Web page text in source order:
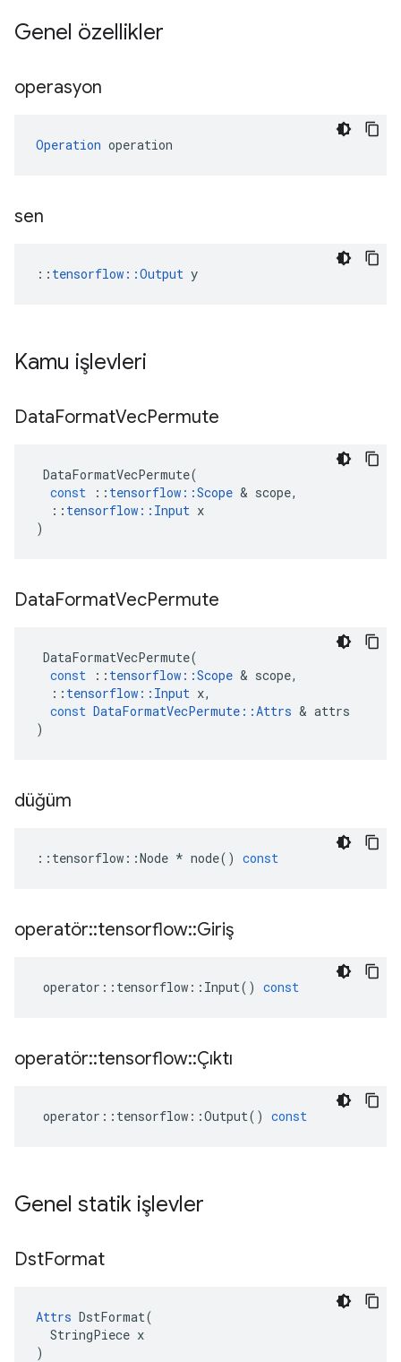
Genel özellikler
operasyon
Operation operation
sen
:: tensorflow::Output y
Kamu işlevleri
DataFormatVecPermute
DataFormatVecPermute(
const
:: tensorflow ::Scope & scope,
:: tensorflow :: Input x
)
DataFormatVecPermute
DataFormatVecPermute(
const
:: tensorflow ::Scope & scope,
:: tensorflow :: Input x,
const DataFormatVecPermute ::Attrs & attrs
)
düğüm
:: tensorflow ::Node * node() const
operatör::tensorflow::Giriş
operator :: tensorflow :: Input() const
operatör::tensorflow::Çıktı
operator :: tensorflow ::Output() const
Genel statik işlevler
DstFormat
Attrs DstFormat(
  StringPiece x
)